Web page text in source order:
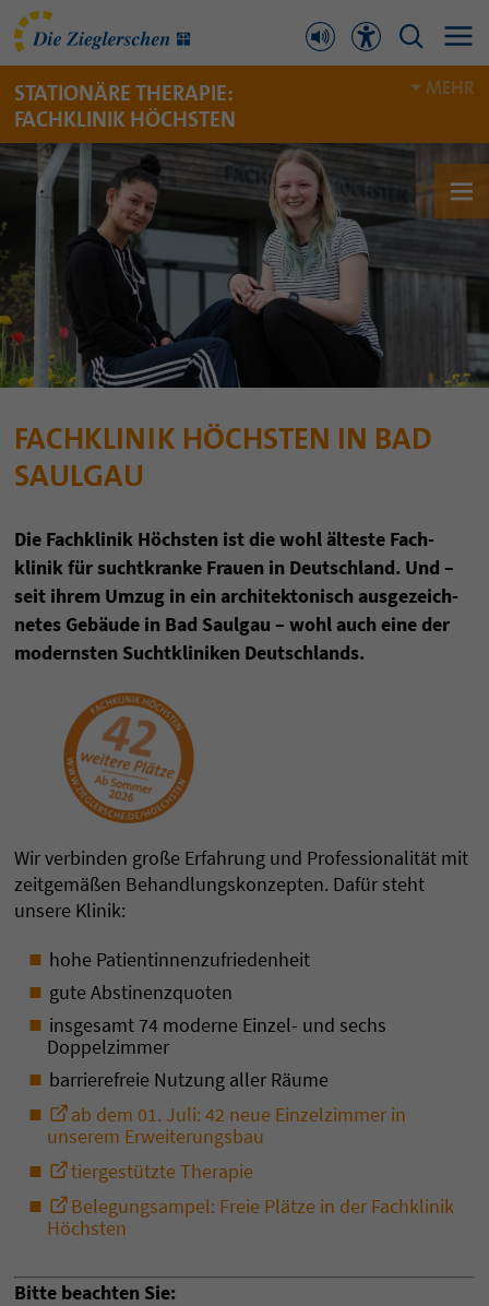
STATIONÄRE THERAPIE:
FACHKLINIK HÖCHSTEN
MEHR
FACHKLINIK HÖCHSTEN IN BAD
SAULGAU
Die Fach­klinik Höchsten ist die wohl älteste Fach­
klinik für sucht­kranke Frauen in Deutsch­land. Und –
seit ihrem Umzug in ein archi­tektonisch aus­gezeich­
netes Gebäude in Bad Saulgau – wohl auch eine der
mo­dernsten Sucht­kliniken Deutsch­lands.
Wir verbinden große Erfahrung und Professionalität mit
zeitgemäßen Behandlungskonzepten. Dafür steht
unsere Klinik:
hohe Patientinnenzufriedenheit
gute Abstinenzquoten
insgesamt 74 moderne Einzel- und sechs
Doppelzimmer
barrierefreie Nutzung aller Räume
ab dem 01. Juli: 42 neue Einzelzimmer in
unserem Erweiterungsbau
tiergestützte Therapie
Belegungsampel: Freie Plätze in der Fachklinik
Höchsten
Bitte beachten Sie: